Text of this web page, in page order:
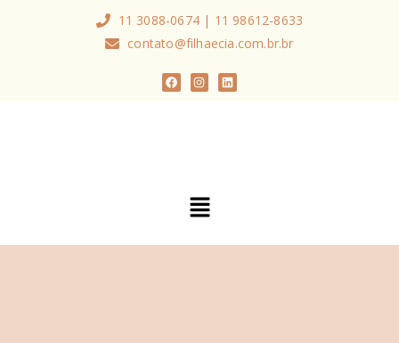
11 3088-0674 | 11 98612-8633
contato@filhaecia.com.br.br